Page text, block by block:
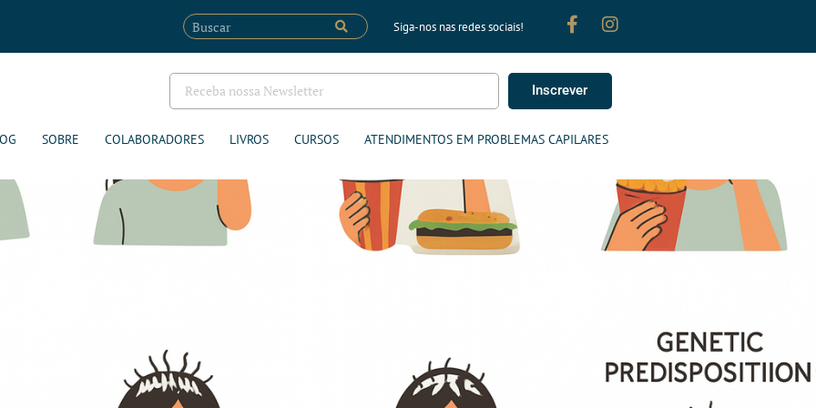
Siga-nos nas redes sociais!
Inscrever
SOBRE COLABORADORES LIVROS CURSOS ATENDIMENTOS EM PROBLEMAS CAPILARES